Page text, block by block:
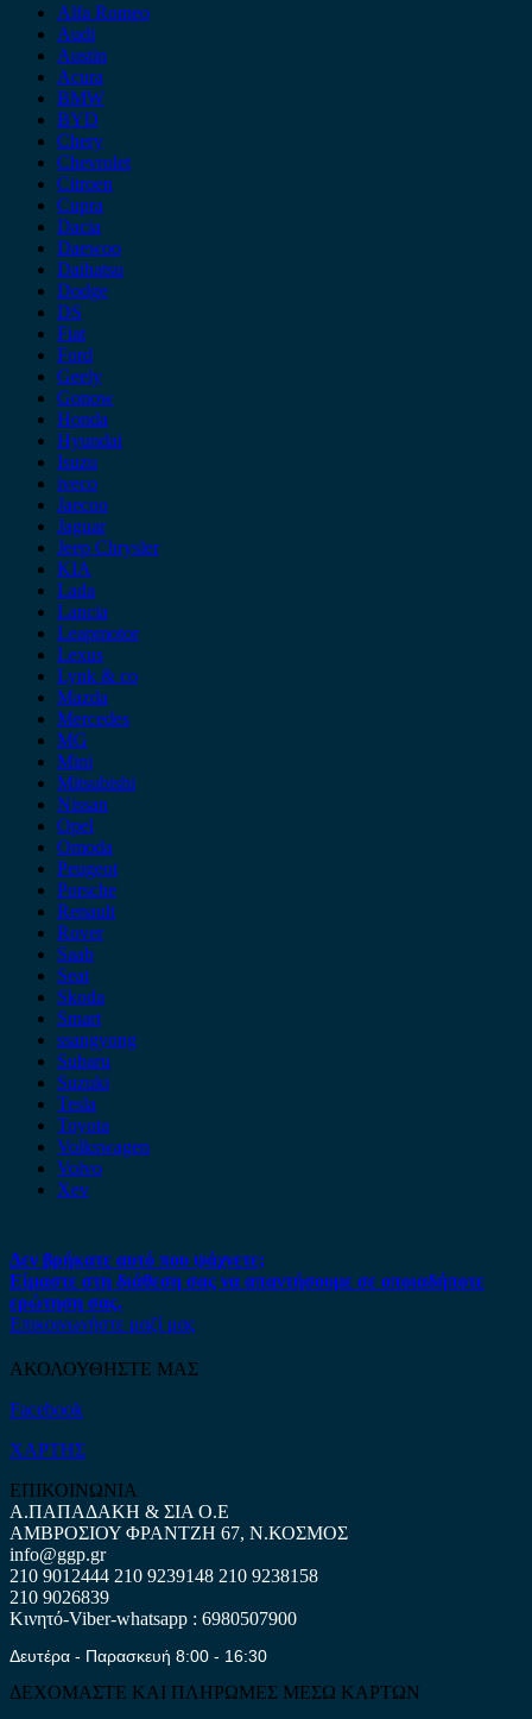
Alfa Romeo
Audi
Austin
Acura
BMW
BYD
Chery
Chevrolet
Citroen
Cupra
Dacia
Daewoo
Daihatsu
Dodge
DS
Fiat
Ford
Geely
Gonow
Honda
Hyundai
Isuzu
iveco
Jaecoo
Jaguar
Jeep Chrysler
KIA
Lada
Lancia
Leapmotor
Lexus
Lynk & co
Mazda
Mercedes
MG
Mini
Mitsubishi
Nissan
Opel
Omoda
Peugeot
Porsche
Renault
Rover
Saab
Seat
Skoda
Smart
ssangyong
Subaru
Suzuki
Tesla
Toyota
Volkswagen
Volvo
Xev
Δεν βρήκατε αυτό που ψάχνετε;
Είμαστε στη διάθεση σας να απαντήσουμε σε οποιαδήποτε
ερώτηση σας.
Επικοινωνήστε μαζί μας
ΑΚΟΛΟΥΘΗΣΤΕ ΜΑΣ
Facebook
ΧΑΡΤΗΣ
ΕΠΙΚΟΙΝΩΝΙΑ
Α.ΠΑΠΑΔΑΚΗ & ΣΙΑ Ο.Ε
ΑΜΒΡΟΣΙΟΥ ΦΡΑΝΤΖΗ 67, Ν.ΚΟΣΜΟΣ
info@ggp.gr
210 9012444 210 9239148 210 9238158
210 9026839
Κινητό-Viber-whatsapp : 6980507900
Δευτέρα - Παρασκευή 8:00 - 16:30
ΔΕΧΟΜΑΣΤΕ ΚΑΙ ΠΛΗΡΩΜΕΣ ΜΕΣΩ ΚΑΡΤΩΝ